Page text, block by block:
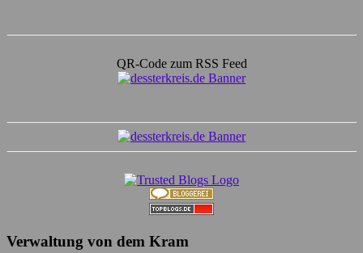
QR-Code zum RSS Feed
Verwaltung von dem Kram